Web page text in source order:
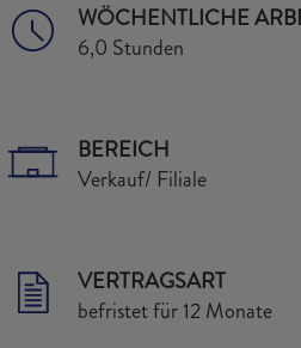
WÖCHENTLICHE
6,0 Stunden
BEREICH
Verkauf/ Filiale
VERTRAGSART
befristet für 12 Monate